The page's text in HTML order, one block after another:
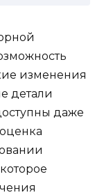
изменения
детали
даже